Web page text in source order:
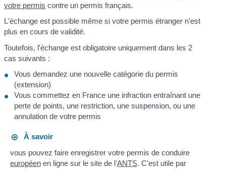
votre permis contre un permis français.
L'échange est possible même si votre permis étranger n'est
plus en cours de validité.
Toutefois, l'échange est obligatoire uniquement dans les 2
cas suivants :
Vous demandez une nouvelle catégorie du permis
(extension)
Vous commettez en France une infraction entraînant une
perte de points, une restriction, une suspension, ou une
annulation de votre permis
À savoir
vous pouvez faire enregistrer votre permis de conduire
européenen ligne sur le site de l'ANTS. C'est utile par